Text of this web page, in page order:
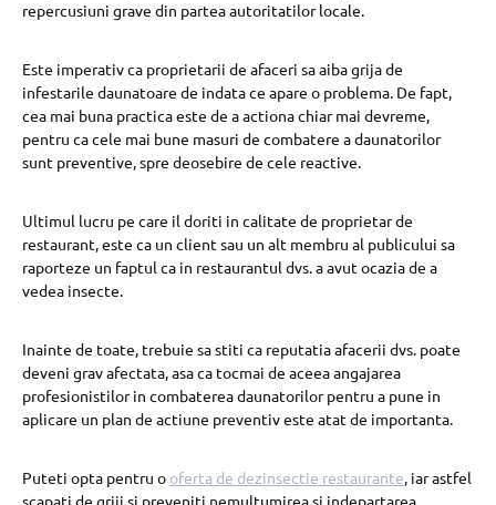
repercusiuni grave din partea autoritatilor locale.
Este imperativ ca proprietarii de afaceri sa aiba grija de
infestarile daunatoare de indata ce apare o problema. De fapt,
cea mai buna practica este de a actiona chiar mai devreme,
pentru ca cele mai bune masuri de combatere a daunatorilor
sunt preventive, spre deosebire de cele reactive.
Ultimul lucru pe care il doriti in calitate de proprietar de
restaurant, este ca un client sau un alt membru al publicului sa
raporteze un faptul ca in restaurantul dvs. a avut ocazia de a
vedea insecte.
Inainte de toate, trebuie sa stiti ca reputatia afacerii dvs. poate
deveni grav afectata, asa ca tocmai de aceea angajarea
profesionistilor in combaterea daunatorilor pentru a pune in
aplicare un plan de actiune preventiv este atat de importanta.
Puteti opta pentru o oferta de dezinsectie restaurante , iar astfel
scapati de griji si preveniti nemultumirea si indepartarea